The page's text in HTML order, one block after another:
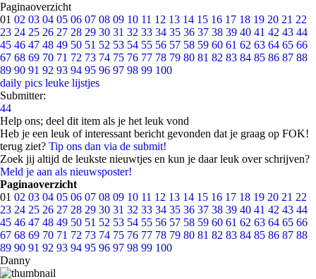
Paginaoverzicht
01 02 03 04 05 06 07 08 09 10 11 12 13 14 15 16 17 18 19 20 21 22
23 24 25 26 27 28 29 30 31 32 33 34 35 36 37 38 39 40 41 42 43 44
45 46 47 48 49 50 51 52 53 54 55 56 57 58 59 60 61 62 63 64 65 66
67 68 69 70 71 72 73 74 75 76 77 78 79 80 81 82 83 84 85 86 87 88
89 90 91 92 93 94 95 96 97 98 99 100
daily pics leuke lijstjes
Submitter:
44
Help ons; deel dit item als je het leuk vond
Heb je een leuk of interessant bericht gevonden dat je graag op FOK!
terug ziet? Tip ons dan via de submit!
Zoek jij altijd de leukste nieuwtjes en kun je daar leuk over schrijven?
Meld je aan als nieuwsposter!
Paginaoverzicht
01 02 03 04 05 06 07 08 09 10 11 12 13 14 15 16 17 18 19 20 21 22
23 24 25 26 27 28 29 30 31 32 33 34 35 36 37 38 39 40 41 42 43 44
45 46 47 48 49 50 51 52 53 54 55 56 57 58 59 60 61 62 63 64 65 66
67 68 69 70 71 72 73 74 75 76 77 78 79 80 81 82 83 84 85 86 87 88
89 90 91 92 93 94 95 96 97 98 99 100
Danny